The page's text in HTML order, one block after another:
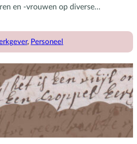
en -vrouwen op diverse…
, Personeel